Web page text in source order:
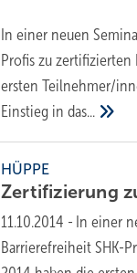
In einer neuen
Profis zu zertifizierten
ersten Teilnehmer/
Einstieg indas...
HÜPPE
Zertifizierung
11.10.2014 - In einer
Barrierefreiheit SHK-